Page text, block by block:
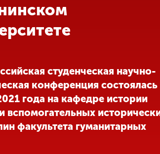
студенческая научно-
конференция состоялась
года на кафедре истории
вспомогательных
факультета гуманитарных